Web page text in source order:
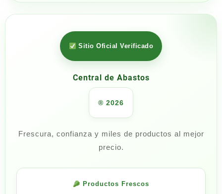
Sitio Oficial Verificado
Central de Abastos
® 2026
Frescura, confianza y miles de productos al mejor
precio.
Productos Frescos